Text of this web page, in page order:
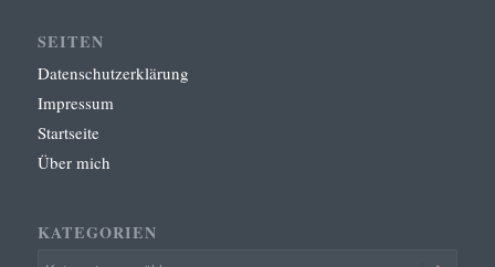
SEITEN
Datenschutzerklärung
Impressum
Startseite
Über mich
KATEGORIEN